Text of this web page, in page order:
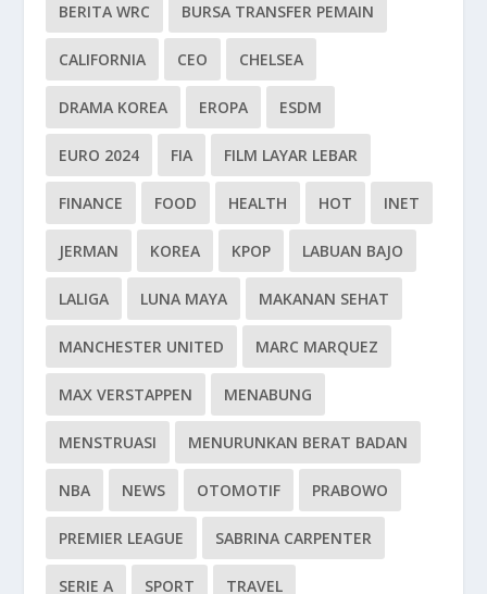
BERITA WRC BURSA TRANSFER PEMAIN
CALIFORNIA CEO CHELSEA
DRAMA KOREA EROPA ESDM
EURO 2024 FIA FILM LAYAR LEBAR
FINANCE FOOD HEALTH HOT INET
JERMAN KOREA KPOP LABUAN BAJO
LALIGA LUNA MAYA MAKANAN SEHAT
MANCHESTER UNITED MARC MARQUEZ
MAX VERSTAPPEN MENABUNG
MENSTRUASI MENURUNKAN BERAT BADAN
NBA NEWS OTOMOTIF PRABOWO
PREMIER LEAGUE SABRINA CARPENTER
SERIE A SPORT TRAVEL